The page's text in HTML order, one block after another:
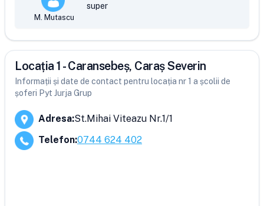
M. Mutascu
super
Locația 1 - Caransebeș, Caraș Severin
Informații și date de contact pentru locația nr 1 a școlii de
șoferi Pyt Jurja Grup
Adresa:St.Mihai Viteazu Nr.1/1
Telefon:0744 624 402